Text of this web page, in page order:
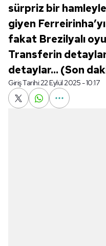
sürpriz bir
giyen
fakat Brezilyalı
Transferin
detaylar... (Son
Giriş Tarihi:22 Eylül 2025 - 10:17